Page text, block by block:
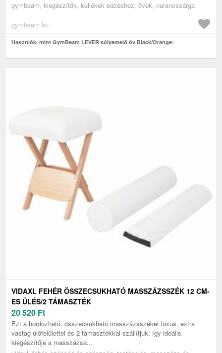
gymbeam, kiegészítők, kellékek edzéshez, övek, narancssárga
gymbeam.hu
Hasonlók, mint GymBeam LEVER súlyemelő öv Black/Orange
VIDAXL FEHÉR ÖSSZECSUKHATÓ MASSZÁZSSZÉK 12 CM-
ES ÜLÉS/2 TÁMASZTÉK
20 520 Ft
Ezt a hordozható, összecsukható masszázsszéket luxus, extra
vastag ülőfelülettel és 2 támasztékkal szállítjuk, így ideális
kiegészítője a masszázsa...